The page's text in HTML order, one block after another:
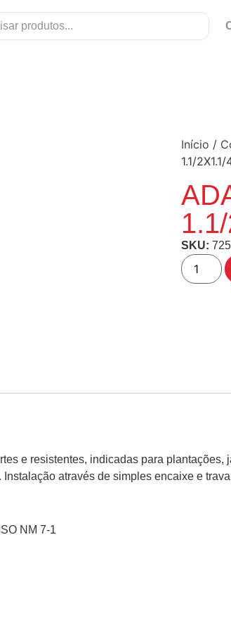
Início /
1.1/
SKU: 725
e resistentes, indicadas para
através de simples encaixe e
NM 7-1